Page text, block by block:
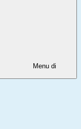
Menu di